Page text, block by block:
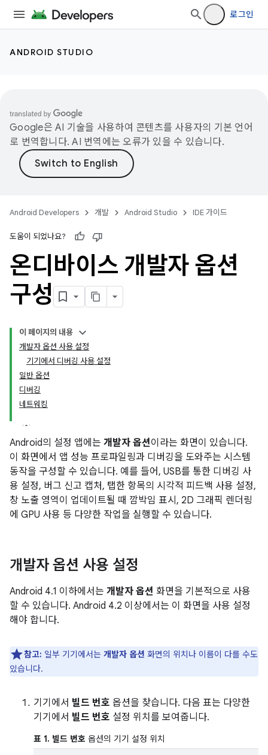
로그인
ANDROID STUDIO
Google은 AI 기술을 사용하여 콘텐츠를 사용자의 기본 언어
로 번역합니다. AI 번역에는 오류가 있을 수 있습니다.
Android Developers 개발 Android Studio IDE 가이드
도움이 되었나요?
온디바이스 개발자 옵션
구성
이 페이지의 내용
개발자 옵션 사용 설정
기기에서 디버깅 사용 설정
일반 옵션
디버깅
네트워킹
Android의 설정 앱에는 개발자 옵션이라는 화면이 있습니다.
이 화면에서 앱 성능 프로파일링과 디버깅을 도와주는 시스템
동작을 구성할 수 있습니다. 예를 들어, USB를 통한 디버깅 사
용 설정, 버그 신고 캡처, 탭한 항목의 시각적 피드백 사용 설정,
창 노출 영역이 업데이트될 때 깜박임 표시, 2D 그래픽 렌더링
에 GPU 사용 등 다양한 작업을 실행할 수 있습니다.
개발자 옵션 사용 설정
Android 4.1 이하에서는 개발자 옵션 화면을 기본적으로 사용
할 수 있습니다. Android 4.2 이상에서는 이 화면을 사용 설정
해야 합니다.
참고: 일부 기기에서는 개발자 옵션 화면의 위치나 이름이 다를 수도
있습니다.
기기에서 빌드 번호 옵션을 찾습니다. 다음 표는 다양한
기기에서 빌드 번호 설정 위치를 보여줍니다.
표 1. 빌드 번호 옵션의 기기 설정 위치